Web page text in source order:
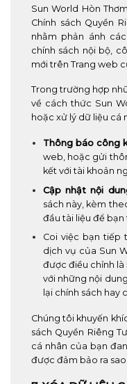
Sun World Hòn
Chính sách Quyền
nhằm phản ánh
chính sách nội bộ,
mới trên Trang web
Trong trường hợp
về cách thức Sun
hoặc xử lý dữ liệu cá
Thông báo công
web, hoặc gửi
kết với tài khoản
Cập nhật nội
sách này, kèm
đầu tài liệu để bạn
Coi việc bạn tiếp
dịch vụ của Sun
được điều chỉnh là
với những nội
lại chính sách hay
Chúng tôi khuyến
sách Quyền Riêng
cá nhân của bạn
được đảm bảo ra sao.